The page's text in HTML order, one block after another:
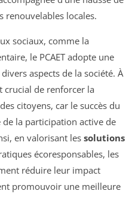
renouvelables locales.
sociaux, comme la
le PCAET adopte une
aspects de la société. À
crucial de renforcer la
citoyens, car le succès du
de la participation active de
en valorisant les solutions
écoresponsables, les
réduire leur impact
promouvoir une meilleure